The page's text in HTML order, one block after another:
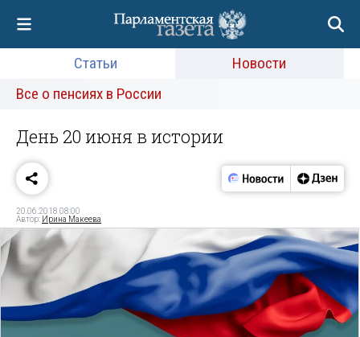
Статьи
Новости
Все о пенсиях в России
День 20 июня в истории
20.06.2018 08:00
Автор: Ирина Макеева